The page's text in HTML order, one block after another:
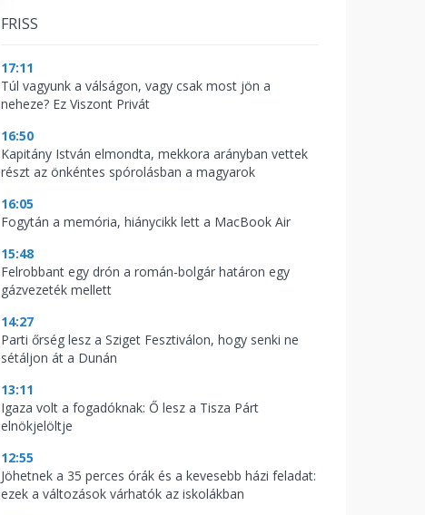
FRISS
17:11
Túl vagyunk a válságon, vagy csak most jön a
neheze? Ez Viszont Privát
16:50
Kapitány István elmondta, mekkora arányban vettek
részt az önkéntes spórolásban a magyarok
16:05
Fogytán a memória, hiánycikk lett a MacBook Air
15:48
Felrobbant egy drón a román-bolgár határon egy
gázvezeték mellett
14:27
Parti őrség lesz a Sziget Fesztiválon, hogy senki ne
sétáljon át a Dunán
13:11
Igaza volt a fogadóknak: Ő lesz a Tisza Párt
elnökjelöltje
12:55
Jöhetnek a 35 perces órák és a kevesebb házi feladat:
ezek a változások várhatók az iskolákban